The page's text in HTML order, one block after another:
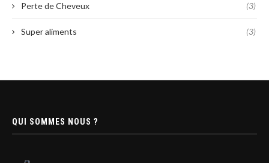
Perte de Cheveux (3)
Super aliments (3)
QUI SOMMES NOUS ?